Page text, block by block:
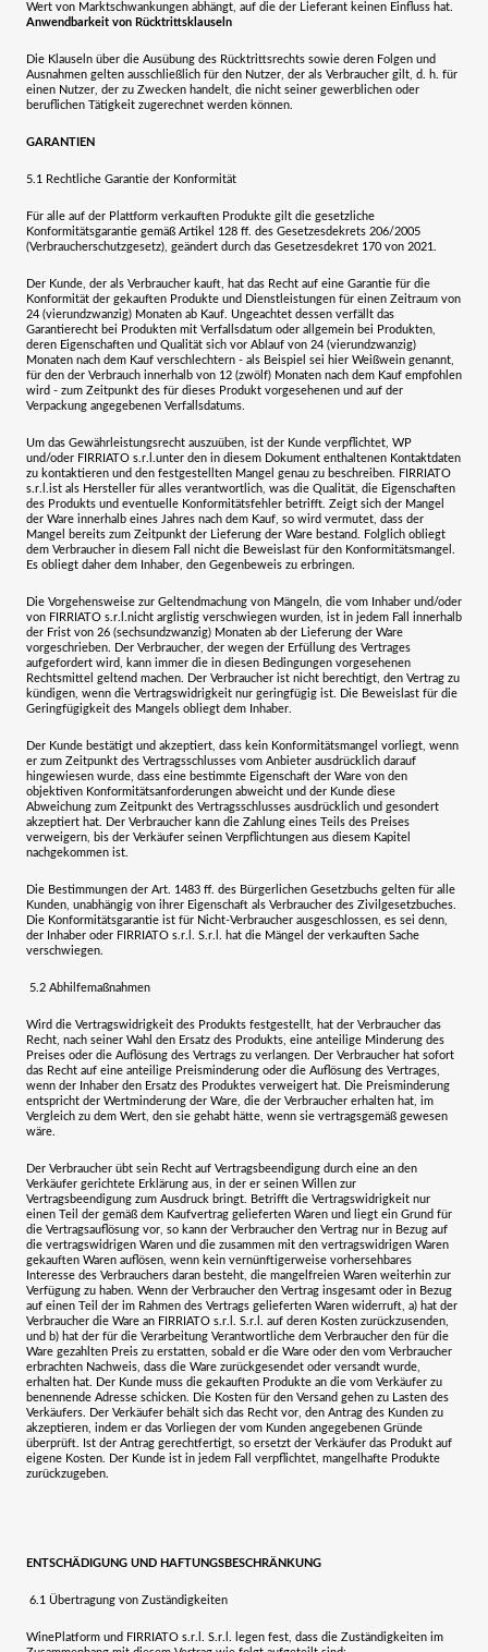
Wert von Marktschwankungen abhängt, auf die der Lieferant keinen Einfluss hat.
Anwendbarkeit von Rücktrittsklauseln
Die Klauseln über die Ausübung des Rücktrittsrechts sowie deren Folgen und
Ausnahmen gelten ausschließlich für den Nutzer, der als Verbraucher gilt, d. h. für
einen Nutzer, der zu Zwecken handelt, die nicht seiner gewerblichen oder
beruflichen Tätigkeit zugerechnet werden können.
GARANTIEN
5.1 Rechtliche Garantie der Konformität
Für alle auf der Plattform verkauften Produkte gilt die gesetzliche
Konformitätsgarantie gemäß Artikel 128 ff. des Gesetzesdekrets 206/2005
(Verbraucherschutzgesetz), geändert durch das Gesetzesdekret 170 von 2021.
Der Kunde, der als Verbraucher kauft, hat das Recht auf eine Garantie für die
Konformität der gekauften Produkte und Dienstleistungen für einen Zeitraum von
24 (vierundzwanzig) Monaten ab Kauf. Ungeachtet dessen verfällt das
Garantierecht bei Produkten mit Verfallsdatum oder allgemein bei Produkten,
deren Eigenschaften und Qualität sich vor Ablauf von 24 (vierundzwanzig)
Monaten nach dem Kauf verschlechtern - als Beispiel sei hier Weißwein genannt,
für den der Verbrauch innerhalb von 12 (zwölf) Monaten nach dem Kauf empfohlen
wird - zum Zeitpunkt des für dieses Produkt vorgesehenen und auf der
Verpackung angegebenen Verfallsdatums.
Um das Gewährleistungsrecht auszuüben, ist der Kunde verpflichtet, WP
und/oder FIRRIATO s.r.l. unter den in diesem Dokument enthaltenen Kontaktdaten
zu kontaktieren und den festgestellten Mangel genau zu beschreiben.
FIRRIATO
s.r.l. ist als Hersteller für alles verantwortlich, was die Qualität, die Eigenschaften
des Produkts und eventuelle Konformitätsfehler betrifft. Zeigt sich der Mangel
der Ware innerhalb eines Jahres nach dem Kauf, so wird vermutet, dass der
Mangel bereits zum Zeitpunkt der Lieferung der Ware bestand. Folglich obliegt
dem Verbraucher in diesem Fall nicht die Beweislast für den Konformitätsmangel.
Es obliegt daher dem Inhaber, den Gegenbeweis zu erbringen.
Die Vorgehensweise zur Geltendmachung von Mängeln, die vom Inhaber und/oder
von FIRRIATO s.r.l. nicht arglistig verschwiegen wurden, ist in jedem Fall innerhalb
der Frist von 26 (sechsundzwanzig) Monaten ab der Lieferung der Ware
vorgeschrieben. Der Verbraucher, der wegen der Erfüllung des Vertrages
aufgefordert wird, kann immer die in diesen Bedingungen vorgesehenen
Rechtsmittel geltend machen. Der Verbraucher ist nicht berechtigt, den Vertrag zu
kündigen, wenn die Vertragswidrigkeit nur geringfügig ist. Die Beweislast für die
Geringfügigkeit des Mangels obliegt dem Inhaber.
Der Kunde bestätigt und akzeptiert, dass kein Konformitätsmangel vorliegt, wenn
er zum Zeitpunkt des Vertragsschlusses vom Anbieter ausdrücklich darauf
hingewiesen wurde, dass eine bestimmte Eigenschaft der Ware von den
objektiven Konformitätsanforderungen abweicht und der Kunde diese
Abweichung zum Zeitpunkt des Vertragsschlusses ausdrücklich und gesondert
akzeptiert hat. Der Verbraucher kann die Zahlung eines Teils des Preises
verweigern, bis der Verkäufer seinen Verpflichtungen aus diesem Kapitel
nachgekommen ist.
Die Bestimmungen der Art. 1483 ff. des Bürgerlichen Gesetzbuchs gelten für alle
Kunden, unabhängig von ihrer Eigenschaft als Verbraucher des Zivilgesetzbuches.
Die Konformitätsgarantie ist für Nicht-Verbraucher ausgeschlossen, es sei denn,
der Inhaber oder FIRRIATO s.r.l. S.r.l.
hat die Mängel der verkauften Sache
verschwiegen.
5.2 Abhilfemaßnahmen
Wird die Vertragswidrigkeit des Produkts festgestellt, hat der Verbraucher das
Recht, nach seiner Wahl den Ersatz des Produkts, eine anteilige Minderung des
Preises oder die Auflösung des Vertrags zu verlangen. Der Verbraucher hat sofort
das Recht auf eine anteilige Preisminderung oder die Auflösung des Vertrages,
wenn der Inhaber den Ersatz des Produktes verweigert hat. Die Preisminderung
entspricht der Wertminderung der Ware, die der Verbraucher erhalten hat, im
Vergleich zu dem Wert, den sie gehabt hätte, wenn sie vertragsgemäß gewesen
wäre.
Der Verbraucher übt sein Recht auf Vertragsbeendigung durch eine an den
Verkäufer gerichtete Erklärung aus, in der er seinen Willen zur
Vertragsbeendigung zum Ausdruck bringt. Betrifft die Vertragswidrigkeit nur
einen Teil der gemäß dem Kaufvertrag gelieferten Waren und liegt ein Grund für
die Vertragsauflösung vor, so kann der Verbraucher den Vertrag nur in Bezug auf
die vertragswidrigen Waren und die zusammen mit den vertragswidrigen Waren
gekauften Waren auflösen, wenn kein vernünftigerweise vorhersehbares
Interesse des Verbrauchers daran besteht, die mangelfreien Waren weiterhin zur
Verfügung zu haben. Wenn der Verbraucher den Vertrag insgesamt oder in Bezug
auf einen Teil der im Rahmen des Vertrags gelieferten Waren widerruft, a) hat der
Verbraucher die Ware an FIRRIATO s.r.l. S.r.l.
auf deren Kosten zurückzusenden,
und b) hat der für die Verarbeitung Verantwortliche dem Verbraucher den für die
Ware gezahlten Preis zu erstatten, sobald er die Ware oder den vom Verbraucher
erbrachten Nachweis, dass die Ware zurückgesendet oder versandt wurde,
erhalten hat. Der Kunde muss die gekauften Produkte an die vom Verkäufer zu
benennende Adresse schicken. Die Kosten für den Versand gehen zu Lasten des
Verkäufers. Der Verkäufer behält sich das Recht vor, den Antrag des Kunden zu
akzeptieren, indem er das Vorliegen der vom Kunden angegebenen Gründe
überprüft. Ist der Antrag gerechtfertigt, so ersetzt der Verkäufer das Produkt auf
eigene Kosten. Der Kunde ist in jedem Fall verpflichtet, mangelhafte Produkte
zurückzugeben.
ENTSCHÄDIGUNG UND HAFTUNGSBESCHRÄNKUNG
6.1 Übertragung von Zuständigkeiten
WinePlatform und FIRRIATO s.r.l. S.r.l
. legen fest, dass die Zuständigkeiten im